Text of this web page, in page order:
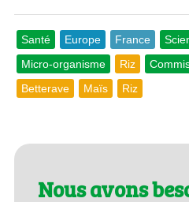
Santé Europe France
Micro-organisme
Riz
Betterave
Maïs Riz
Nous avons